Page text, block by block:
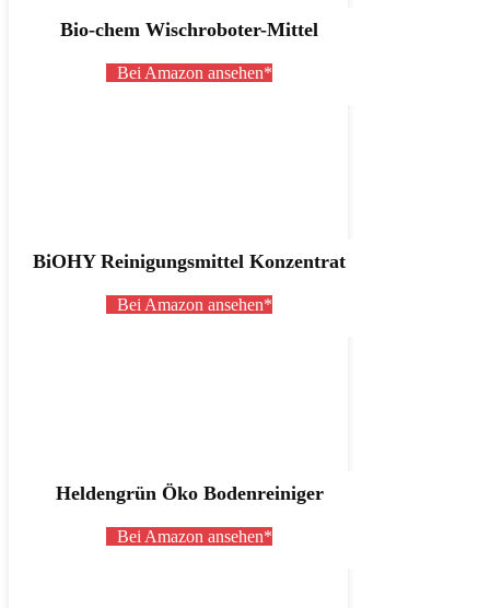
Bio-chem Wischroboter-Mittel
Bei Amazon ansehen*
BiOHY Reinigungsmittel Konzentrat
Bei Amazon ansehen*
Heldengrün Öko Bodenreiniger
Bei Amazon ansehen*